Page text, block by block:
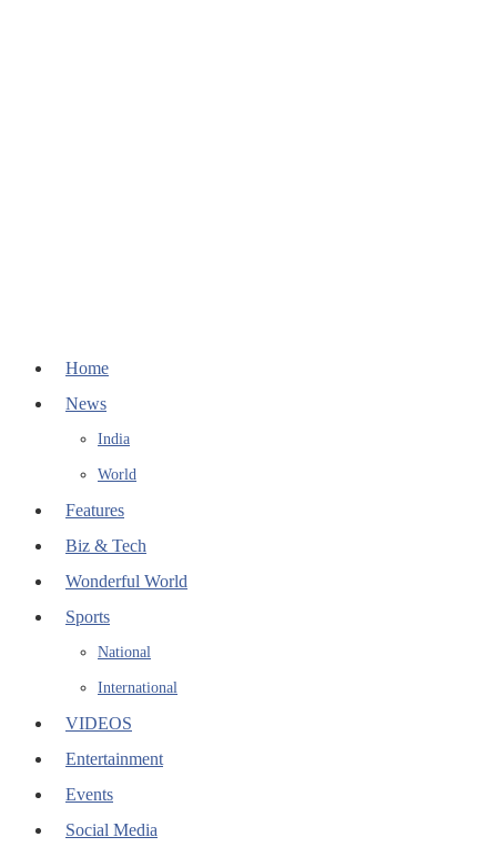
Home
News
India
World
Features
Biz & Tech
Wonderful World
Sports
National
International
VIDEOS
Entertainment
Events
Social Media